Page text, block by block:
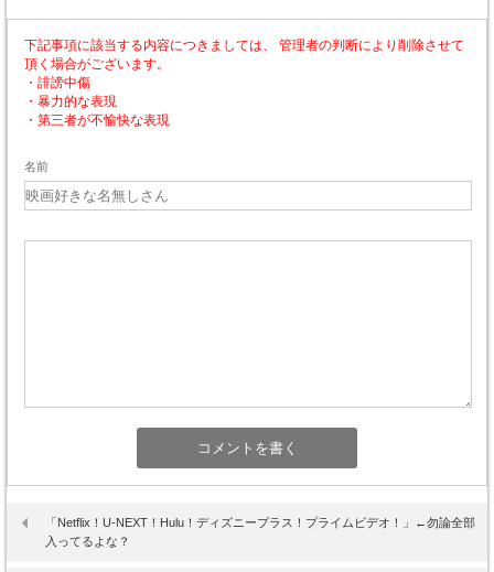
下記事項に該当する内容につきましては、 管理者の判断により削除させて
頂く場合がございます。
・誹謗中傷
・暴力的な表現
・第三者が不愉快な表現
名前
「Netflix！U-NEXT！Hulu！ディズニープラス！プライムビデオ！」←勿論全部
入ってるよな？